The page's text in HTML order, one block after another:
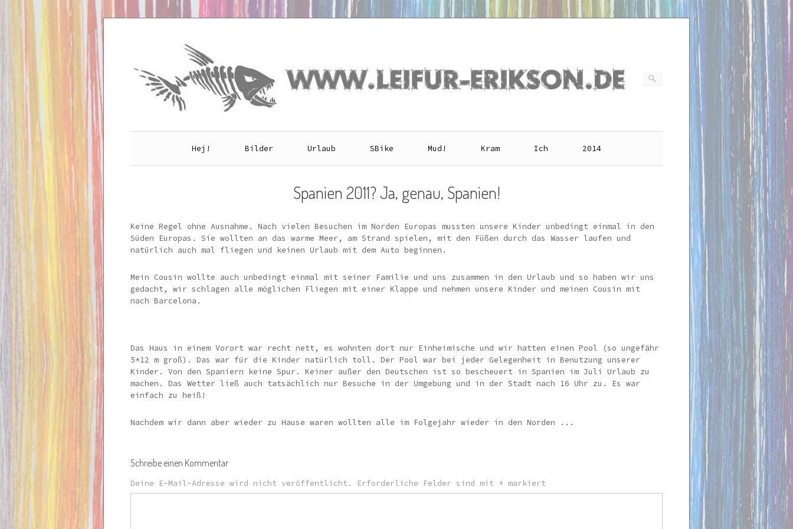
Hej! Bilder Urlaub SBike Mud! Kram Ich 2014
Spanien 2011? Ja, genau, Spanien!
Keine Regel ohne Ausnahme. Nach vielen Besuchen im Norden Europas mussten unsere Kinder unbedingt einmal in den
Süden Europas. Sie wollten an das warme Meer, am Strand spielen, mit den Füßen durch das Wasser laufen und
natürlich auch mal fliegen und keinen Urlaub mit dem Auto beginnen.
Mein Cousin wollte auch unbedingt einmal mit seiner Familie und uns zusammen in den Urlaub und so haben wir uns
gedacht, wir schlagen alle möglichen Fliegen mit einer Klappe und nehmen unsere Kinder und meinen Cousin mit
nach Barcelona.
Das Haus in einem Vorort war recht nett, es wohnten dort nur Einheimische und wir hatten einen Pool (so ungefähr
5*12 m groß). Das war für die Kinder natürlich toll. Der Pool war bei jeder Gelegenheit in Benutzung unserer
Kinder. Von den Spaniern keine Spur. Keiner außer den Deutschen ist so bescheuert in Spanien im Juli Urlaub zu
machen. Das Wetter ließ auch tatsächlich nur Besuche in der Umgebung und in der Stadt nach 16 Uhr zu. Es war
einfach zu heiß!
Nachdem wir dann aber wieder zu Hause waren wollten alle im Folgejahr wieder in den Norden ...
Schreibe einen Kommentar
Deine E-Mail-Adresse wird nicht veröffentlicht. Erforderliche Felder sind mit * markiert